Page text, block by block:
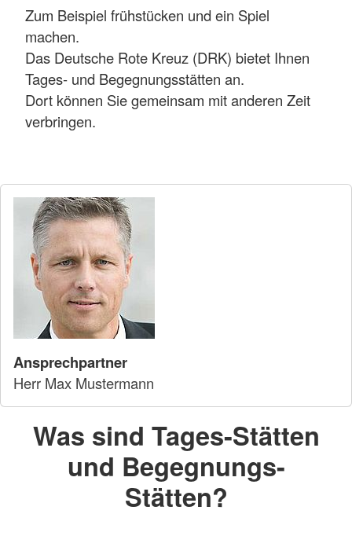
Zum Beispiel frühstücken und ein Spiel
machen.
Das Deutsche Rote Kreuz (DRK) bietet Ihnen
Tages- und Begegnungsstätten an.
Dort können Sie gemeinsam mit anderen Zeit
verbringen.
Ansprechpartner
Herr Max Mustermann
Was sind Tages-Stätten
und Begegnungs-
Stätten?